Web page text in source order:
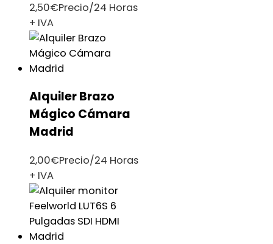
2,50€Precio/24 Horas
+ IVA
Alquiler Brazo
Mágico Cámara
Madrid
2,00€Precio/24 Horas
+ IVA